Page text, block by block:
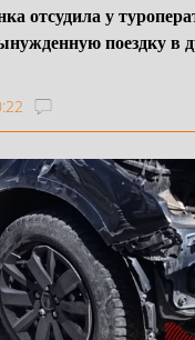
отсудила у
поездку в